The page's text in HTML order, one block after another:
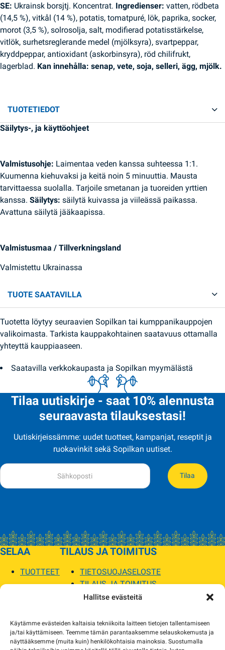
Hallitse evästeitä
Käytämme evästeiden kaltaisia tekniikoita laitteen tietojen tallentamiseen
ja/tai käyttämiseen. Teemme tämän parantaaksemme selauskokemusta ja
näyttääksemme (muita kuin) henkilökohtaisia mainoksia. Suostumalla
SE: Ukrainsk borsjtj. Koncentrat. Ingredienser: vatten, rödbeta
(14,5 %), vitkål (14 %), potatis, tomatpuré, lök, paprika, socker,
morot (3,5 %), solrosolja, salt, modifierad potatisstärkelse,
vitlök, surhetsreglerande medel (mjölksyra), svartpeppar,
kryddpeppar, antioxidant (askorbinsyra), röd chilifrukt,
lagerblad. Kan innehålla: senap, vete, soja, selleri, ägg, mjölk.
TUOTETIEDOT
Säilytys-, ja käyttöohjeet
Valmistusohje: Laimentaa veden kanssa suhteessa 1:1.
Kuumenna kiehuvaksi ja keitä noin 5 minuuttia. Mausta
tarvittaessa suolalla. Tarjoile smetanan ja tuoreiden yrttien
kanssa. Säilytys: säilytä kuivassa ja viileässä paikassa.
Avattuna säilytä jääkaapissa.
Valmistusmaa / Tillverkningsland
Valmistettu Ukrainassa
TUOTE SAATAVILLA
Tuotetta löytyy seuraavien Sopilkan tai kumppanikauppojen
valikoimasta. Tarkista kauppakohtainen saatavuus ottamalla
yhteyttä kauppiaaseen.
Saatavilla verkkokaupasta ja Sopilkan myymälästä
Tilaa uutiskirje - saat 10% alennusta
seuraavasta tilauksestasi!
Uutiskirjeissämme: uudet tuotteet, kampanjat, reseptit ja
ruokavinkit sekä Sopilkan uutiset.
Tilaa
SELAA
TUOTTEET
TILAUS JA TOIMITUS
TIETOSUOJASELOSTE
TILAUS JA TOIMITUS
TOIMITUSEHDOT
MYYMÄLÄT JA YHTEYSTIEDOT